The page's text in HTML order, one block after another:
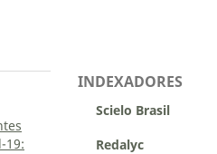
19:
INDEXADORES
Scielo Brasil
Redalyc